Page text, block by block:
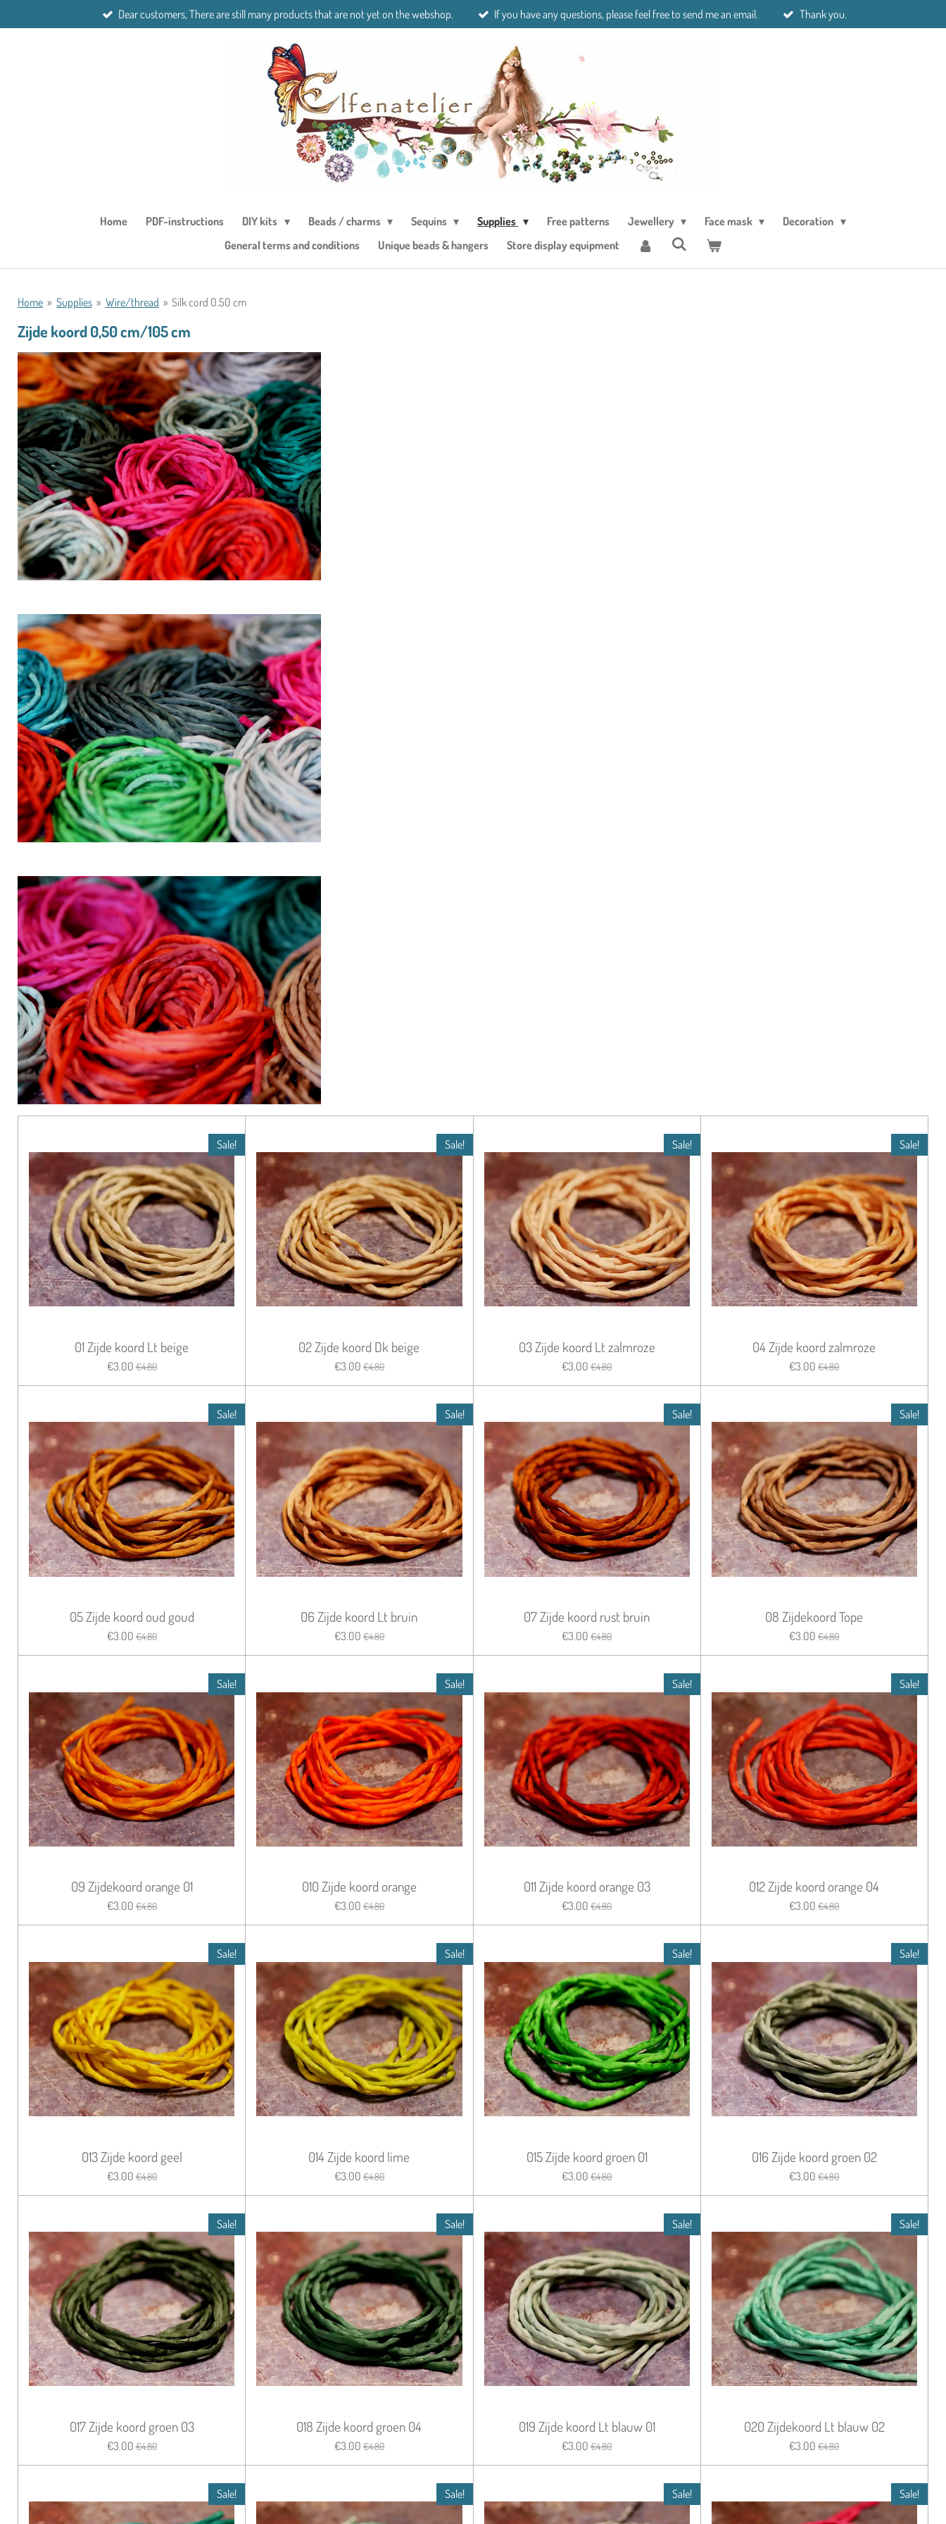
to
Dear customers, There are still many products that are not yet on the webshop. If you have any questions, please feel free to send me an email. Thank you.
Home PDF-instructions DIY kits Beads / charms Sequins Supplies Free patterns Jewellery Face mask
Decoration
General terms and conditions
Unique beads & hangers Store display equipment
Home » Supplies » Wire/thread » Silk cord 0.50 cm
Zijde koord 0,50 cm/105 cm
Sale!
01 Zijde koord Lt beige
€3.00 €4.80
Sale!
02 Zijde koord Dk beige
€3.00 €4.80
Sale!
03 Zijde koord Lt zalmroze
€3.00 €4.80
Sale!
04 Zijde koord zalmroze
€3.00 €4.80
Sale!
05 Zijde koord oud goud
€3.00 €4.80
Sale!
06 Zijde koord Lt bruin
€3.00 €4.80
Sale!
07 Zijde koord rust bruin
€3.00 €4.80
Sale!
08 Zijdekoord Tope
€3.00 €4.80
Sale!
09 Zijdekoord orange 01
€3.00 €4.80
Sale!
010 Zijde koord orange
€3.00 €4.80
Sale!
011 Zijde koord orange 03
€3.00 €4.80
Sale!
012 Zijde koord orange 04
€3.00 €4.80
Sale!
013 Zijde koord geel
€3.00 €4.80
Sale!
014 Zijde koord lime
€3.00 €4.80
Sale!
015 Zijde koord groen 01
€3.00 €4.80
Sale!
016 Zijde koord groen 02
€3.00 €4.80
Sale!
017 Zijde koord groen 03
€3.00 €4.80
Sale!
018 Zijde koord groen 04
€3.00 €4.80
Sale!
019 Zijde koord Lt blauw 01
€3.00 €4.80
Sale!
020 Zijdekoord Lt blauw 02
€3.00 €4.80
Sale! Sale! Sale! Sale!